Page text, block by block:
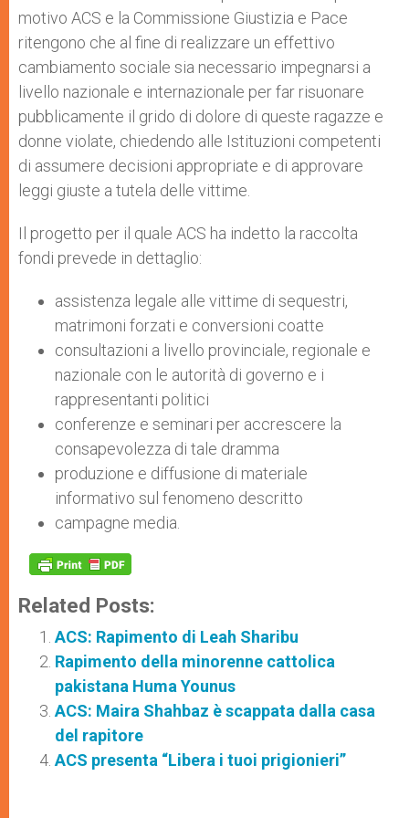
motivo ACS e la Commissione Giustizia e Pace
ritengono che al fine di realizzare un effettivo
cambiamento sociale sia necessario impegnarsi a
livello nazionale e internazionale per far risuonare
pubblicamente il grido di dolore di queste ragazze e
donne violate, chiedendo alle Istituzioni competenti
di assumere decisioni appropriate e di approvare
leggi giuste a tutela delle vittime.
Il progetto per il quale ACS ha indetto la raccolta
fondi prevede in dettaglio:
assistenza legale alle vittime di sequestri,
matrimoni forzati e conversioni coatte
consultazioni a livello provinciale, regionale e
nazionale con le autorità di governo e i
rappresentanti politici
conferenze e seminari per accrescere la
consapevolezza di tale dramma
produzione e diffusione di materiale
informativo sul fenomeno descritto
campagne media.
Related Posts:
ACS: Rapimento di Leah Sharibu
Rapimento della minorenne cattolica
pakistana Huma Younus
ACS: Maira Shahbaz è scappata dalla casa
del rapitore
ACS presenta “Libera i tuoi prigionieri”